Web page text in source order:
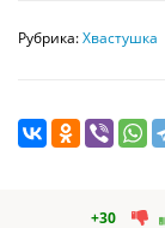
Рубрика:Хвастушка
+30